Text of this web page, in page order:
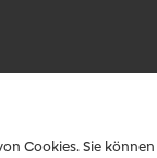
Cookies. Sie